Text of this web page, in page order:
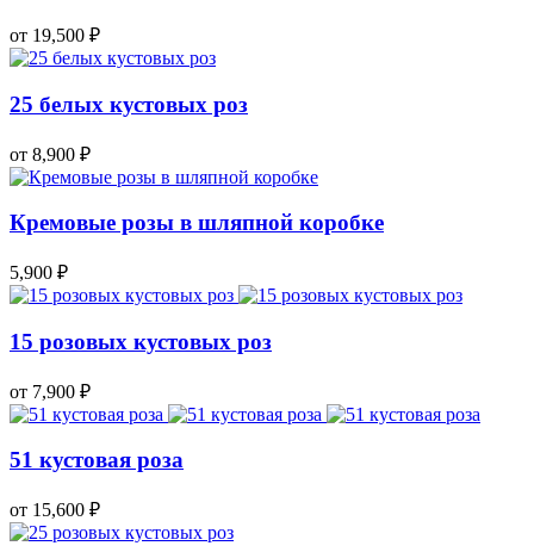
от 19,500 ₽
25 белых кустовых роз
от 8,900 ₽
Кремовые розы в шляпной коробке
5,900 ₽
15 розовых кустовых роз
от 7,900 ₽
51 кустовая роза
от 15,600 ₽